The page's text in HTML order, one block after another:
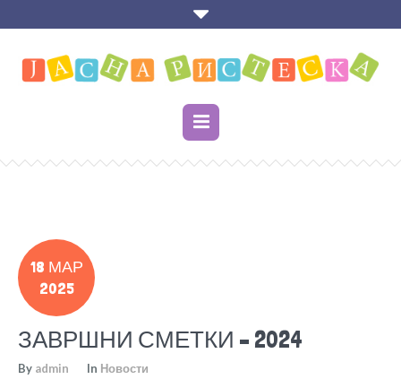
18 МАР
2025
ЗАВРШНИ СМЕТКИ – 2024
By admin In Новости